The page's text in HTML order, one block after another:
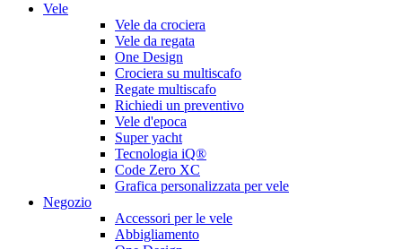
Vele
Vele da crociera
Vele da regata
One Design
Crociera su multiscafo
Regate multiscafo
Richiedi un preventivo
Vele d'epoca
Super yacht
Tecnologia iQ®
Code Zero XC
Grafica personalizzata per vele
Negozio
Accessori per le vele
Abbigliamento